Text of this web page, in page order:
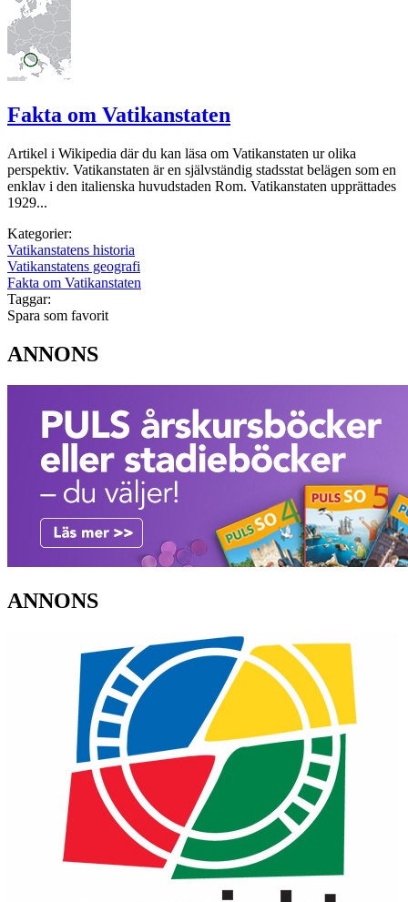
Fakta om Vatikanstaten
Artikel i Wikipedia där du kan läsa om Vatikanstaten ur olika
perspektiv. Vatikanstaten är en självständig stadsstat belägen som en
enklav i den italienska huvudstaden Rom. Vatikanstaten upprättades
1929...
Kategorier:
Vatikanstatens historia
Vatikanstatens geografi
Fakta om Vatikanstaten
Taggar:
Spara som favorit
ANNONS
ANNONS